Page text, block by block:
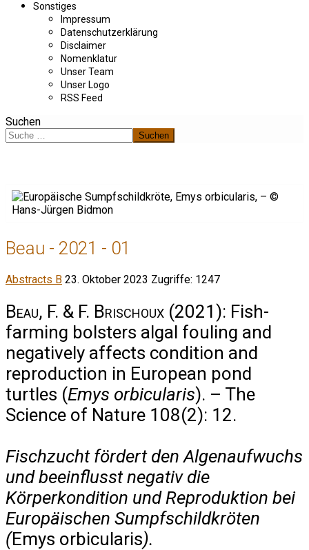
Sonstiges
Impressum
Datenschutzerklärung
Disclaimer
Nomenklatur
Unser Team
Unser Logo
RSS Feed
Suchen
Suchen
Beau - 2021 - 01
Abstracts B 23. Oktober 2023 Zugriffe: 1247
Beau, F. & F. Brischoux (2021): Fish-
farming bolsters algal fouling and
negatively affects condition and
reproduction in European pond
turtles (Emys orbicularis). – The
Science of Nature 108(2): 12.
Fischzucht fördert den Algenaufwuchs
und beeinflusst negativ die
Körperkondition und Reproduktion bei
Europäischen Sumpfschildkröten
(Emys orbicularis).